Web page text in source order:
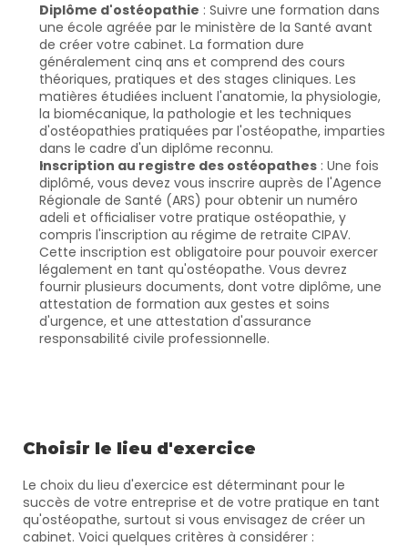
Diplôme d'ostéopathie : Suivre une formation dans
une école agréée par le ministère de la Santé avant
de créer votre cabinet. La formation dure
généralement cinq ans et comprend des cours
théoriques, pratiques et des stages cliniques. Les
matières étudiées incluent l'anatomie, la physiologie,
la biomécanique, la pathologie et les techniques
d'ostéopathies pratiquées par l'ostéopathe, imparties
dans le cadre d'un diplôme reconnu.
Inscription au registre des ostéopathes : Une fois
diplômé, vous devez vous inscrire auprès de l'Agence
Régionale de Santé (ARS) pour obtenir un numéro
adeli et officialiser votre pratique ostéopathie, y
compris l'inscription au régime de retraite CIPAV.
Cette inscription est obligatoire pour pouvoir exercer
légalement en tant qu'ostéopathe. Vous devrez
fournir plusieurs documents, dont votre diplôme, une
attestation de formation aux gestes et soins
d'urgence, et une attestation d'assurance
responsabilité civile professionnelle.
Choisir le lieu d'exercice
Le choix du lieu d'exercice est déterminant pour le
succès de votre entreprise et de votre pratique en tant
qu'ostéopathe, surtout si vous envisagez de créer un
cabinet. Voici quelques critères à considérer :